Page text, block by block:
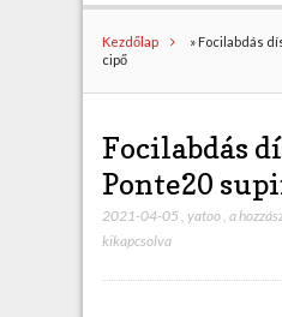
Kezdőlap » Focilabdás
cipő
Focilabdás
Ponte20
2021-04-05 yatoo, F
a
kikapcsolva